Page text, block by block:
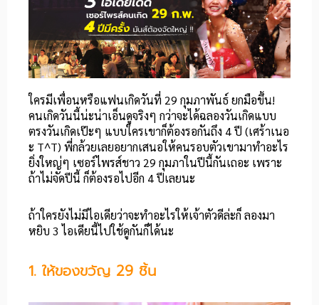
ใครมีเพื่อนหรือแฟนเกิดวันที่ 29 กุมภาพันธ์ ยกมือขึ้น!
คนเกิดวันนี้น่ะน่าเอ็นดูจริงๆ กว่าจะได้ฉลองวันเกิดแบบ
ตรงวันเกิดเป๊ะๆ แบบใครเขาก็ต้องรอกันถึง 4 ปี (เศร้าเนอ
ะ T^T) พี่กล้วยเลยอยากเสนอให้คนรอบตัวเขามาทำอะไร
ยิ่งใหญ่ๆ เซอร์ไพรส์ชาว 29 กุมภาในปีนี้กันเถอะ เพราะ
ถ้าไม่จัดปีนี้ ก็ต้องรอไปอีก 4 ปีเลยนะ
ถ้าใครยังไม่มีไอเดียว่าจะทำอะไรให้เจ้าตัวดีล่ะก็ ลองมา
หยิบ 3 ไอเดียนี้ไปใช้ดูกันก็ได้นะ
1. ให้ของขวัญ 29 ชิ้น